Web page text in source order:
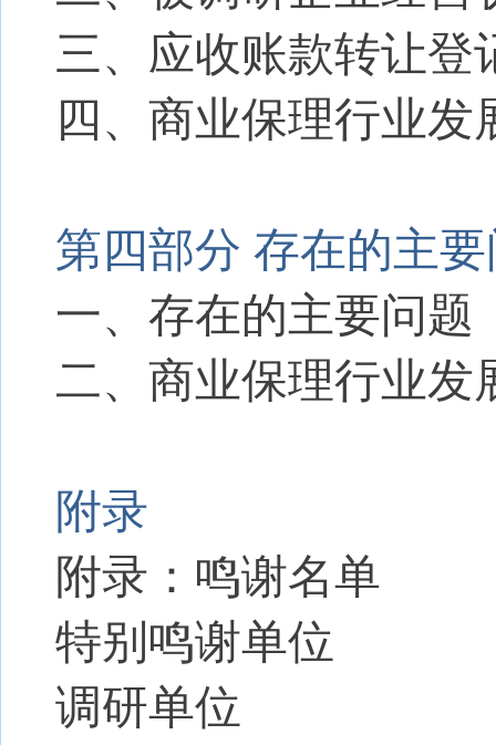
三、应收账款转让登
四、商业保理行业发
第四部分 存在的主
一、存在的主要问题
二、商业保理行业发
附录
附录：鸣谢名单
特别鸣谢单位
调研单位